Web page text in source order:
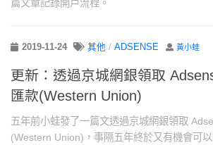
篇文章記錄開戶流程。
2019-11-24 其他 / ADSENSE 黃小蛙
更新：透過京城網銀領取
匯款(Western Union)
五年前小蛙發了一篇文透過京城網銀領取
(Western Union)，事隔五年終於又有機會可以